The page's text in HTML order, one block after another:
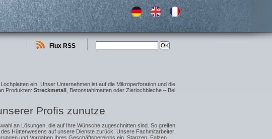
Flux RSS
ein. Unser Unternehmen ist auf die Mikroperforation und die
Produkten: Streckmetall , Betonstahlmatten oder Zierlochbleche – Bei
Profis zunutze
an Lösungen, die auf Ihre Wünsche zugeschnitten sind. So greifen
Hüttenwesens auf unsere Dienste zurück. Unsere Fachmitarbeiter
und Vorgaben Ihres Geschäftsbereichs ein. Stanzen, Falzen,